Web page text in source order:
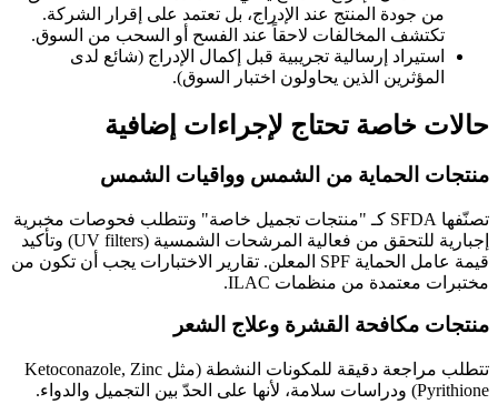
من جودة المنتج عند الإدراج، بل تعتمد على إقرار الشركة.
تكتشف المخالفات لاحقاً عند الفسح أو السحب من السوق.
استيراد إرسالية تجريبية قبل إكمال الإدراج (شائع لدى
المؤثرين الذين يحاولون اختبار السوق).
حالات خاصة تحتاج لإجراءات إضافية
منتجات الحماية من الشمس وواقيات الشمس
تصنّفها SFDA كـ "منتجات تجميل خاصة" وتتطلب فحوصات مخبرية
إجبارية للتحقق من فعالية المرشحات الشمسية (UV filters) وتأكيد
قيمة عامل الحماية SPF المعلن. تقارير الاختبارات يجب أن تكون من
مختبرات معتمدة من منظمات ILAC.
منتجات مكافحة القشرة وعلاج الشعر
تتطلب مراجعة دقيقة للمكونات النشطة (مثل Ketoconazole, Zinc
Pyrithione) ودراسات سلامة، لأنها على الحدّ بين التجميل والدواء.